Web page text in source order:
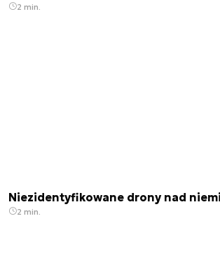
2 min.
Niezidentyfikowane drony nad
2 min.